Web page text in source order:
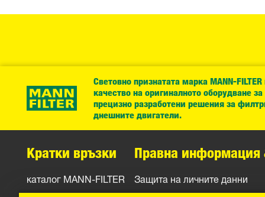
Световно признатата марка MANN-
качество на оригиналното оборудване
прецизно разработени решения за
днешните двигатели.
Кратки връзки
каталог MANN-FILTER
Правна информация
Защита на личните данни